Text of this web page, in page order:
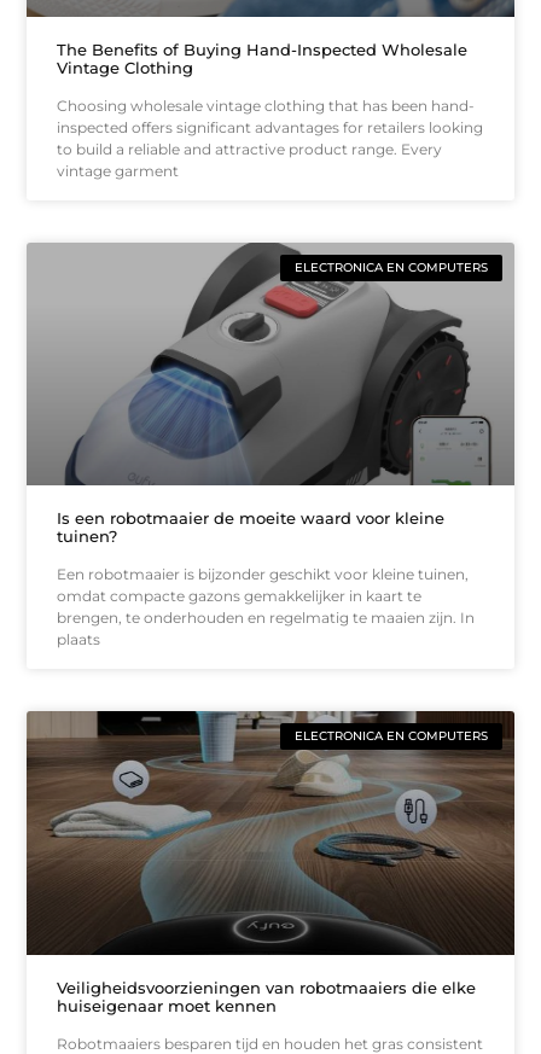
The Benefits of Buying Hand-Inspected Wholesale
Vintage Clothing
Choosing wholesale vintage clothing that has been hand-
inspected offers significant advantages for retailers looking
to build a reliable and attractive product range. Every
vintage garment
ELECTRONICA EN COMPUTERS
Is een robotmaaier de moeite waard voor kleine
tuinen?
Een robotmaaier is bijzonder geschikt voor kleine tuinen,
omdat compacte gazons gemakkelijker in kaart te
brengen, te onderhouden en regelmatig te maaien zijn. In
plaats
ELECTRONICA EN COMPUTERS
Veiligheidsvoorzieningen van robotmaaiers die elke
huiseigenaar moet kennen
Robotmaaiers besparen tijd en houden het gras consistent